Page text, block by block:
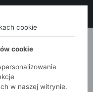
cookie
cookie
w naszej witrynie.